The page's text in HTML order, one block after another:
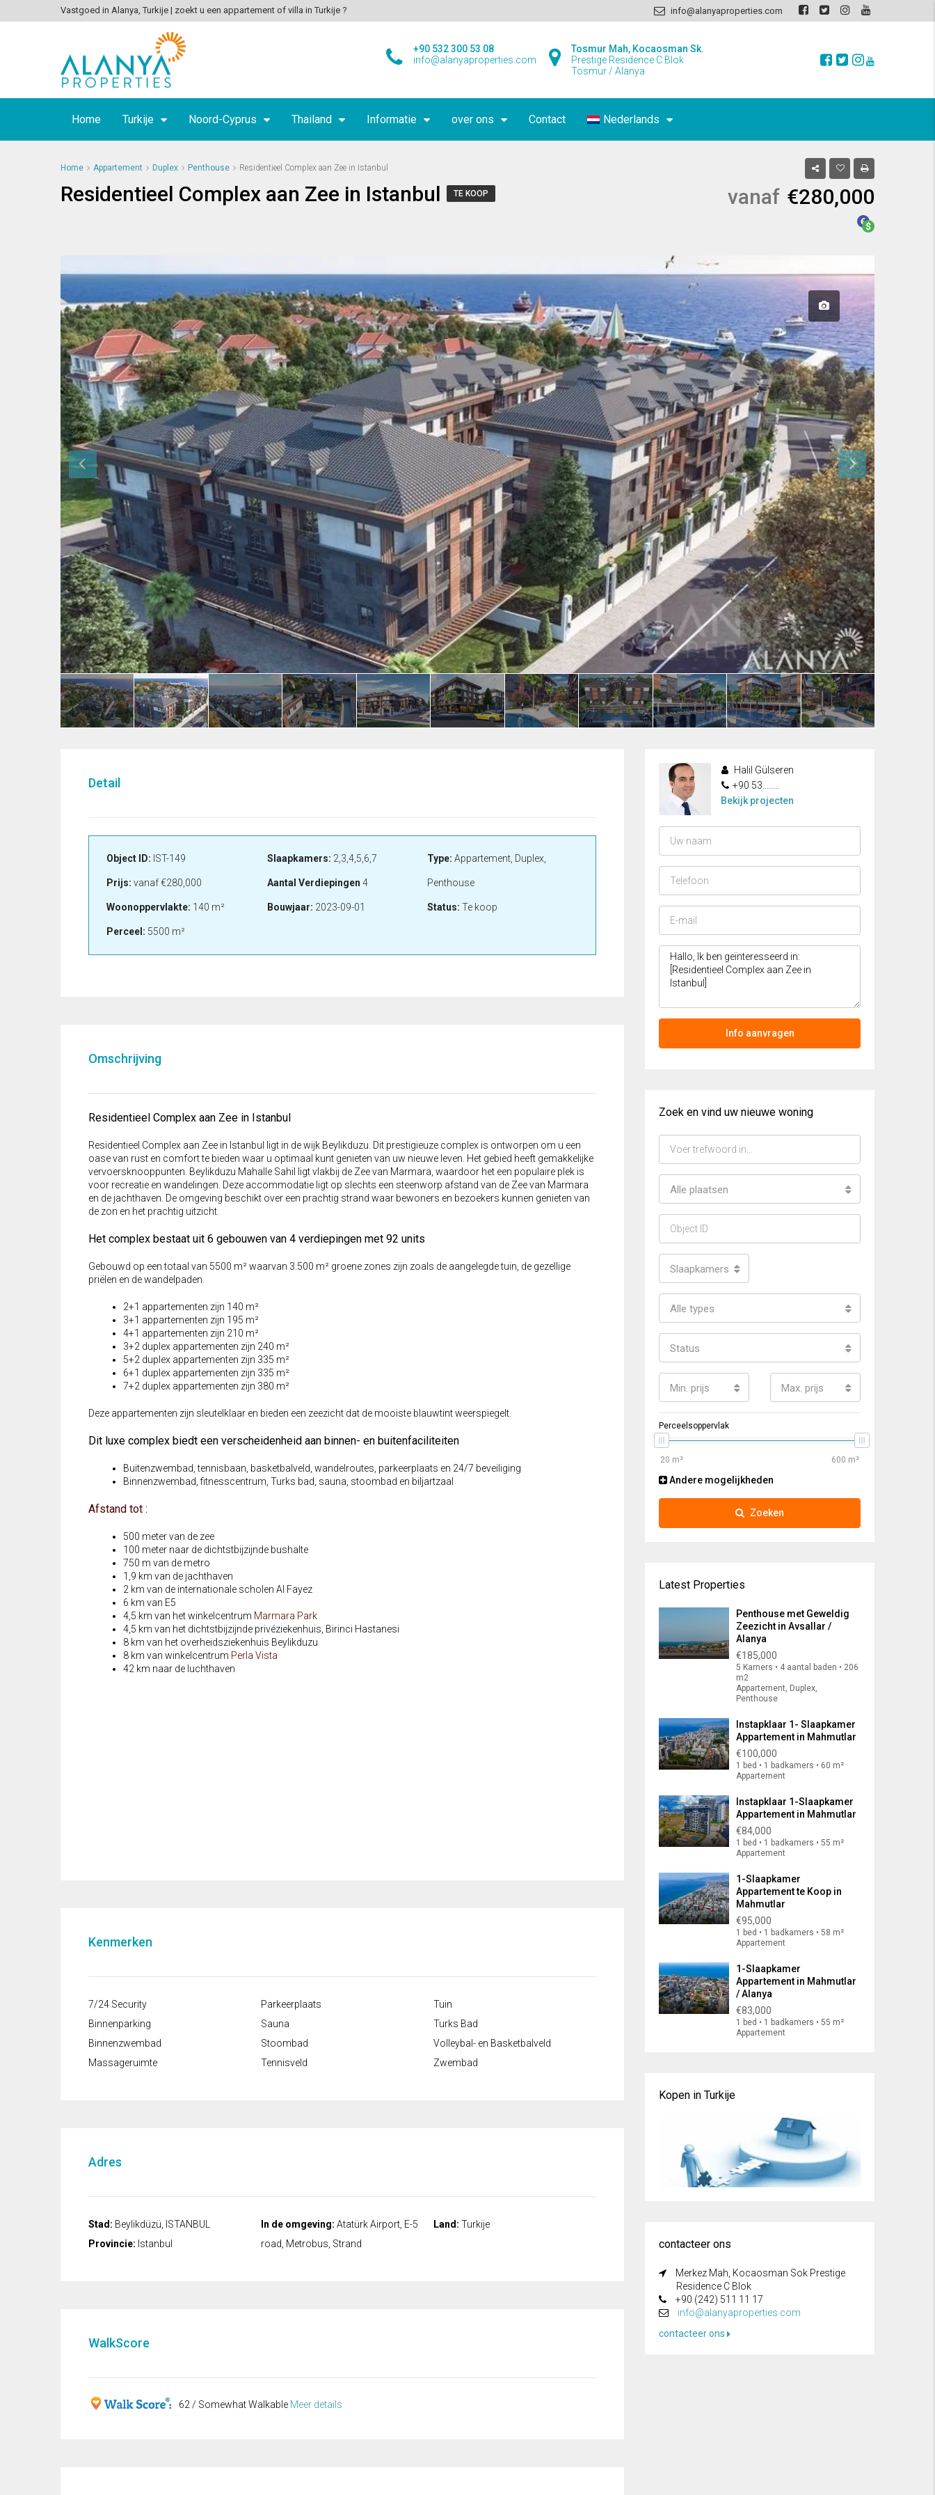
Vastgoed in Alanya, Turkije | zoekt u een appartement of villa in Turkije ? info@alanyaproperties.com
Tosmur Mah, Kocaosman Sk.
Prestige Residence C Blok
Tosmur / Alanya
+90 532 300 53 08
info@alanyaproperties.com
Home Turkije Noord-Cyprus Thailand Informatie over ons Contact Nederlands
Home Appartement Duplex Penthouse Residentieel Complex aan Zee in Istanbul
Residentieel Complex aan Zee in Istanbul TE KOOP vanaf €280,000
Detail
Object ID: IST-149
Prijs: vanaf€280,000
Woonoppervlakte: 140 m²
Perceel: 5500 m²
Slaapkamers: 2,3,4,5,6,7
Aantal Verdiepingen 4
Bouwjaar: 2023-09-01
Type: Appartement, Duplex,
Penthouse
Status: Te koop
Omschrijving
Residentieel Complex aan Zee in Istanbul
Residentieel Complex aan Zee in Istanbul ligt in de wijk Beylikduzu. Dit prestigieuze complex is ontworpen om u een
oase van rust en comfort te bieden waar u optimaal kunt genieten van uw nieuwe leven. Het gebied heeft gemakkelijke
vervoersknooppunten. Beylikduzu Mahalle Sahil ligt vlakbij de Zee van Marmara, waardoor het een populaire plek is
voor recreatie en wandelingen. Deze accommodatie ligt op slechts een steenworp afstand van de Zee van Marmara
en de jachthaven. De omgeving beschikt over een prachtig strand waar bewoners en bezoekers kunnen genieten van
de zon en het prachtig uitzicht.
Het complex bestaat uit 6 gebouwen van 4 verdiepingen met 92 units
Gebouwd op een totaal van 5500 m² waarvan 3.500 m² groene zones zijn zoals de aangelegde tuin, de gezellige
priëlen en de wandelpaden.
2+1 appartementen zijn 140 m²
3+1 appartementen zijn 195 m²
4+1 appartementen zijn 210 m²
3+2 duplex appartementen zijn 240 m²
5+2 duplex appartementen zijn 335 m²
6+1 duplex appartementen zijn 335 m²
7+2 duplex appartementen zijn 380 m²
Deze appartementen zijn sleutelklaar en bieden een zeezicht dat de mooiste blauwtint weerspiegelt.
Dit luxe complex biedt een verscheidenheid aan binnen- en buitenfaciliteiten
Buitenzwembad, tennisbaan, basketbalveld, wandelroutes, parkeerplaats en 24/7 beveiliging
Binnenzwembad, fitnesscentrum, Turks bad, sauna, stoombad en biljartzaal
Afstand tot :
500 meter van de zee
100 meter naar de dichtstbijzijnde bushalte
750 m van de metro
1,9 km van de jachthaven
2 km van de internationale scholen Al Fayez
6 km van E5
4,5 km van het winkelcentrum Marmara Park
4,5 km van het dichtstbijzijnde privéziekenhuis, Birinci Hastanesi
8 km van het overheidsziekenhuis Beylikduzu
8 km van winkelcentrum Perla Vista
42 km naar de luchthaven
Kenmerken
7/24 Security
Binnenparking
Binnenzwembad
Massageruimte
Parkeerplaats
Sauna
Stoombad
Tennisveld
Tuin
Turks Bad
Volleybal- en Basketbalveld
Zwembad
Adres
Stad: Beylikdüzü, ISTANBUL
Provincie: Istanbul
In de omgeving: Atatürk Airport, E-5
road, Metrobus, Strand
Land: Turkije
WalkScore
62 / Somewhat Walkable Meer details
Halil Gülseren
+90 53........
Bekijk projecten
Info aanvragen
Zoek en vind uw nieuwe woning
Alle plaatsen
Slaapkamers
Alle types
Status
Min. prijs Max. prijs
Perceelsoppervlak
Andere mogelijkheden
Zoeken
Latest Properties
Penthouse met Geweldig
Zeezicht in Avsallar /
Alanya
€185,000
5 Kamers • 4 aantal baden • 206
m2
Appartement, Duplex,
Penthouse
Instapklaar 1- Slaapkamer
Appartement in Mahmutlar
€100,000
1 bed • 1 badkamers • 60 m²
Appartement
Instapklaar 1-Slaapkamer
Appartement in Mahmutlar
€84,000
1 bed • 1 badkamers • 55 m²
Appartement
1-Slaapkamer
Appartement te Koop in
Mahmutlar
€95,000
1 bed • 1 badkamers • 58 m²
Appartement
1-Slaapkamer
Appartement in Mahmutlar
/ Alanya
€83,000
1 bed • 1 badkamers • 55 m²
Appartement
Kopen in Turkije
contacteer ons
Merkez Mah, Kocaosman Sok Prestige
Residence C Blok
+90 (242) 511 11 17
info@alanyaproperties.com
contacteer ons